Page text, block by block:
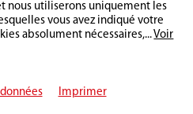
nous utiliserons uniquement les
vous avez indiqué votre
absolument nécessaires,...Voir
Imprimer